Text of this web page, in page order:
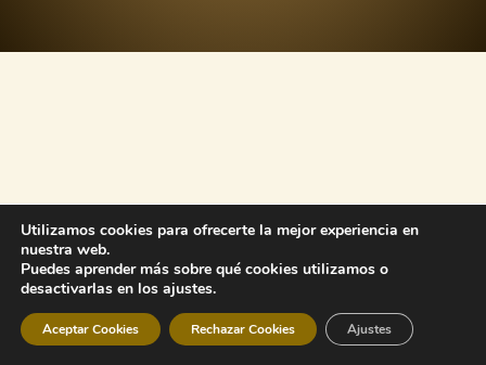
Utilizamos cookies para ofrecerte la mejor experiencia en
nuestra web.
Puedes aprender más sobre qué cookies utilizamos o
desactivarlas en los ajustes.
Aceptar Cookies Rechazar Cookies Ajustes